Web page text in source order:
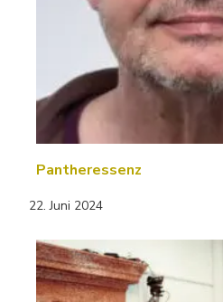
Pantheressenz
22. Juni 2024